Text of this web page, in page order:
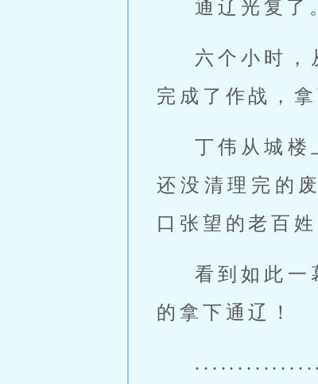
通辽光复了
六个小时，
完成了作战，拿
丁伟从城楼
还没清理完的
口张望的老百姓
看到如此一
的拿下通辽！